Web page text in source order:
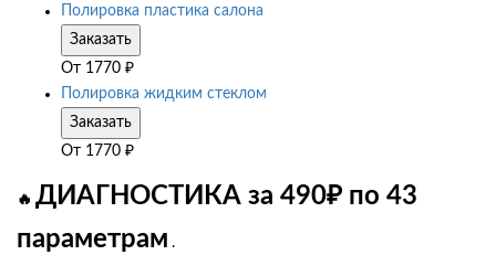
Полировка пластика салона
Заказать
От 1770 ₽
Полировка жидким стеклом
Заказать
От 1770 ₽
🔥 ДИАГНОСТИКА за 490₽ по 43
параметрам .